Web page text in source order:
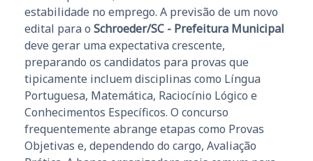
estabilidade no emprego. A previsão de um novo
edital para o Schroeder/SC - Prefeitura Municipal
deve gerar uma expectativa crescente,
preparando os candidatos para provas que
tipicamente incluem disciplinas como Língua
Portuguesa, Matemática, Raciocínio Lógico e
Conhecimentos Específicos. O concurso
frequentemente abrange etapas como Provas
Objetivas e, dependendo do cargo, Avaliação